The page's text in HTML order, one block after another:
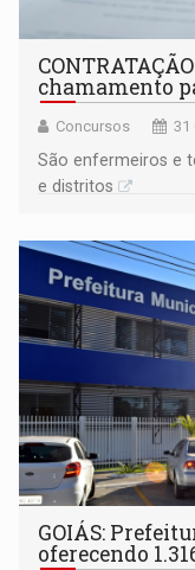
chamamento
Concursos 31
São enfermeiros e
e distritos
GOIÁS:
oferecendo